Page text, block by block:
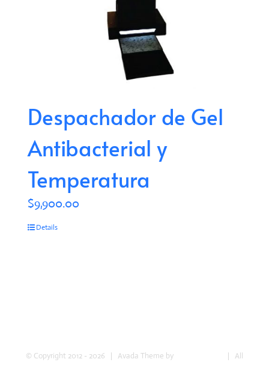
Despachador de Gel
Antibacterial y
Temperatura
$9,900.00
Details
© Copyright 2012 - 2026 | Avada Theme by | All